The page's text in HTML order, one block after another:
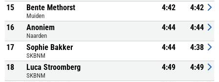
15 Bente Methorst
Muiden
4:42 4:42
16 Anoniem
Naarden
4:44 4:44
17 Sophie Bakker
SKBNM
4:44 4:38
18 Luca Stroomberg
SKBNM
4:49 4:49